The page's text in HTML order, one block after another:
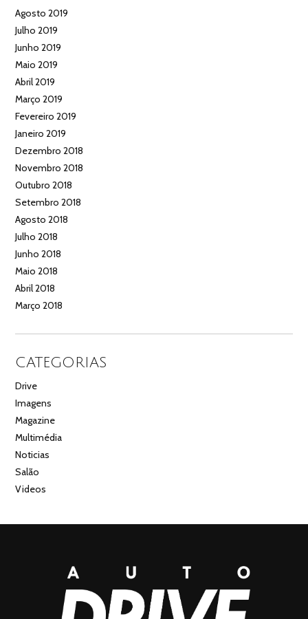
Agosto 2019
Julho 2019
Junho 2019
Maio 2019
Abril 2019
Março 2019
Fevereiro 2019
Janeiro 2019
Dezembro 2018
Novembro 2018
Outubro 2018
Setembro 2018
Agosto 2018
Julho 2018
Junho 2018
Maio 2018
Abril 2018
Março 2018
CATEGORIAS
Drive
Imagens
Magazine
Multimédia
Noticias
Salão
Videos